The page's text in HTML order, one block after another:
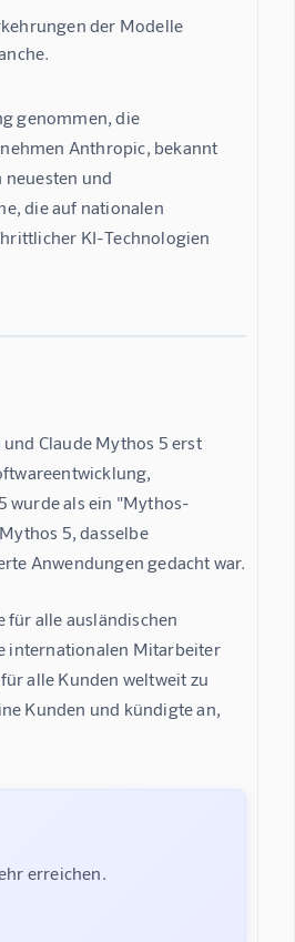
der Modelle
genommen, die
Anthropic, bekannt
und
die auf nationalen
KI-Technologien
Claude Mythos 5 erst
wurde als ein "Mythos-
5, dasselbe
Anwendungen gedacht war.
für alle ausländischen
internationalen Mitarbeiter
alle Kunden weltweit zu
Kunden und kündigte an,
erreichen.